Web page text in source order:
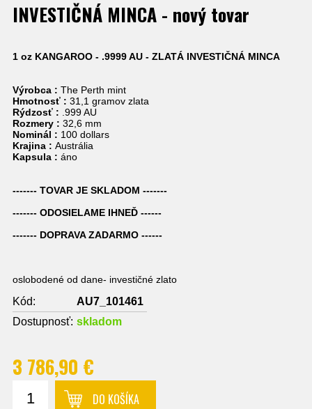
INVESTIČNÁ MINCA - nový tovar
1 oz KANGAROO - .9999 AU - ZLATÁ INVESTIČNÁ MINCA
Výrobca : The Perth mint
Hmotnosť : 31,1 gramov zlata
Rýdzosť : .999 AU
Rozmery : 32,6 mm
Nominál : 100 dollars
Krajina : Austrália
Kapsula : áno
------- TOVAR JE SKLADOM -------
------- ODOSIELAME IHNEĎ ------
------- DOPRAVA ZADARMO ------
oslobodené od dane- investičné zlato
Kód:
AU7_101461
Dostupnosť: skladom
3 786,90 €
DO KOŠÍKA